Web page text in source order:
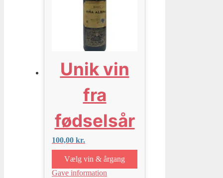
Unik vin
fra
fødselsår
100,00 kr.
Vælg vin & årgang
Gave information